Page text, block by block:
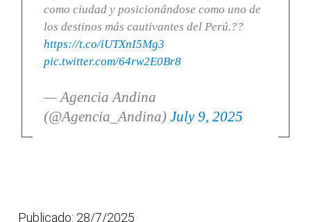
como ciudad y posicionándose como uno de
los destinos más cautivantes del Perú.??
https://t.co/iUTXnI5Mg3
pic.twitter.com/64rw2E0Br8
— Agencia Andina
(@Agencia_Andina) July 9, 2025
Publicado: 28/7/2025